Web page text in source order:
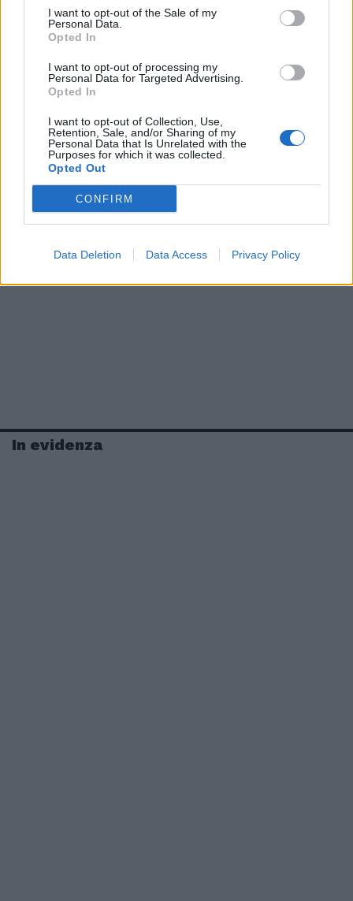
I want to opt-out of the Sale of my
Personal Data.
Opted In
I want to opt-out of processing my
Personal Data for Targeted Advertising.
Opted In
I want to opt-out of Collection, Use,
Retention, Sale, and/or Sharing of my
Personal Data that Is Unrelated with the
Purposes for which it was collected.
Opted Out
CONFIRM
Data Deletion Data Access Privacy Policy
In evidenza